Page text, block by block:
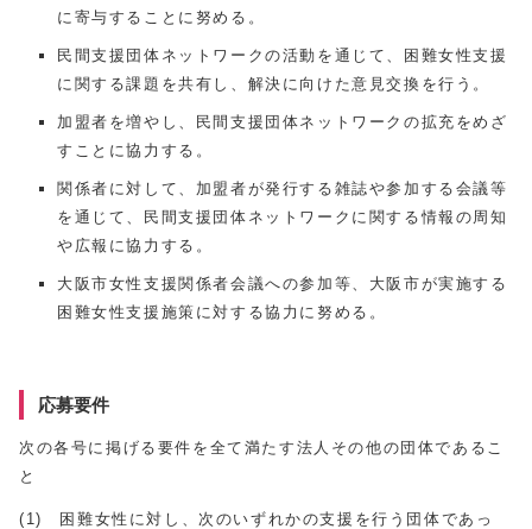
に寄与することに努める。
民間支援団体ネットワークの活動を通じて、困難女性支援
に関する課題を共有し、解決に向けた意見交換を行う。
加盟者を増やし、民間支援団体ネットワークの拡充をめざ
すことに協力する。
関係者に対して、加盟者が発行する雑誌や参加する会議等
を通じて、民間支援団体ネットワークに関する情報の周知
や広報に協力する。
大阪市女性支援関係者会議への参加等、大阪市が実施する
困難女性支援施策に対する協力に努める。
応募要件
次の各号に掲げる要件を全て満たす法人その他の団体であるこ
と
(1) 困難女性に対し、次のいずれかの支援を行う団体であっ